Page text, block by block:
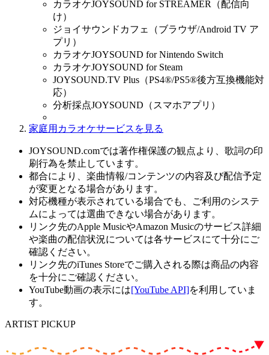
カラオケJOYSOUND for STREAMER（配信向
け）
ジョイサウンドカフェ（ブラウザ/Android TV ア
プリ）
カラオケJOYSOUND for Nintendo Switch
カラオケJOYSOUND for Steam
JOYSOUND.TV Plus（PS4®/PS5®後方互換機能対
応）
分析採点JOYSOUND（スマホアプリ）
家庭用カラオケサービスを見る
JOYSOUND.comでは著作権保護の観点より、歌詞の印
刷行為を禁止しています。
都合により、楽曲情報/コンテンツの内容及び配信予定
が変更となる場合があります。
対応機種が表示されている場合でも、ご利用のシステ
ムによっては選曲できない場合があります。
リンク先のApple MusicやAmazon Musicのサービス詳細
や楽曲の配信状況については各サービスにて十分にご
確認ください。
リンク先のiTunes Storeでご購入される際は商品の内容
を十分にご確認ください。
YouTube動画の表示には[YouTube API]を利用していま
す。
ARTIST PICKUP